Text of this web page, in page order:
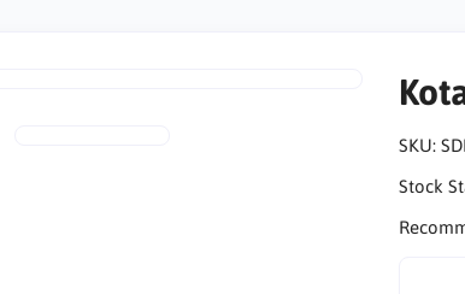
SKU:
Stock